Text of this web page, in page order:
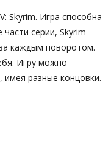
Skyrim. Игра способна
части серии, Skyrim —
каждым поворотом.
Игру можно
имея разные концовки.